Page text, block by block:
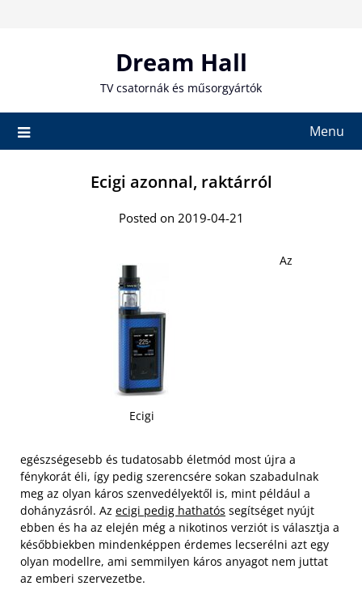
Dream Hall
TV csatornák és műsorgyártók
Menu
Ecigi azonnal, raktárról
Posted on 2019-04-21
Ecigi
Az
egészségesebb és tudatosabb életmód most újra a
fénykorát éli, így pedig szerencsére sokan szabadulnak
meg az olyan káros szenvedélyektől is, mint például a
dohányzásról. Az ecigi pedig hathatós segítséget nyújt
ebben és ha az elején még a nikotinos verziót is választja a
későbbiekben mindenképpen érdemes lecserélni azt egy
olyan modellre, ami semmilyen káros anyagot nem juttat
az emberi szervezetbe.